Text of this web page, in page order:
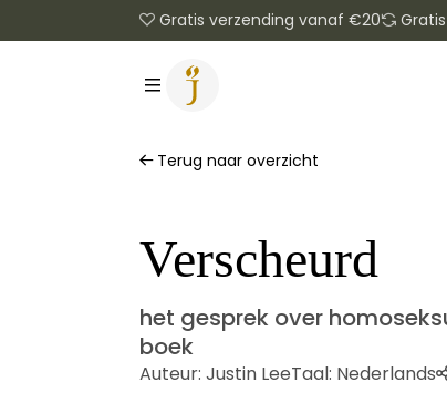
Gratis verzending vanaf €20
Terug naar overzicht
Verscheurd
het gesprek over
boek
Auteur: Justin LeeTaal: Nederlands